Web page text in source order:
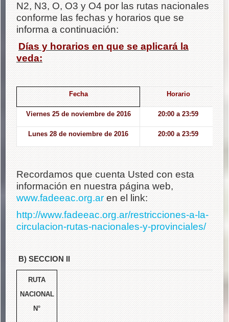
N2, N3, O, O3 y O4 por las rutas nacionales
conforme las fechas y horarios que se
informa a continuación:
Días y horarios en que se aplicará la
veda:
Fecha Horario
Viernes 25 de noviembre de 2016 20:00 a 23:59
Lunes 28 de noviembre de 2016 20:00 a 23:59
Recordamos que cuenta Usted con esta
información en nuestra página web,
www.fadeeac.org.ar en el link:
http://www.fadeeac.org.ar/restricciones-a-la-
circulacion-rutas-nacionales-y-provinciales/
B) SECCION II
RUTA
NACIONAL
N°